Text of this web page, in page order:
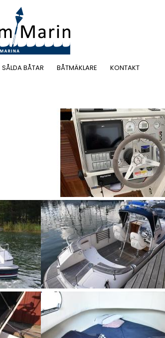
SÅLDA BÅTAR BÅTMÄKLARE KONTAKT